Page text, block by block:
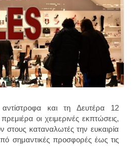
και τη Δευτέρα 12
οι χειμερινές εκπτώσεις,
στους καταναλωτές την ευκαιρία
σημαντικές προσφορές έως τις